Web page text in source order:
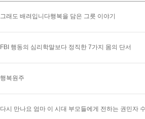
그래도 배려입니다행복을 담은 그릇 이야기
FBI 행동의 심리학말보다 정직한 7가지 몸의 단서
행복원주
다시 만나요 엄마 이 시대 부모들에게 전하는 권민자